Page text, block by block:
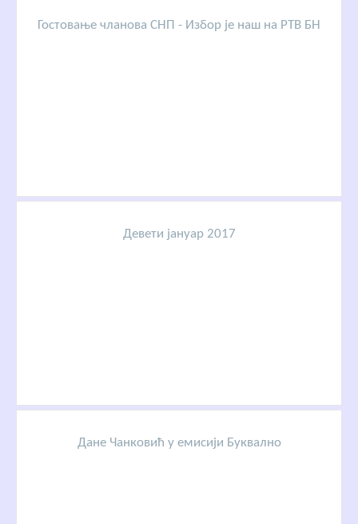
Гостовање чланова СНП - Избор је наш на РТВ БН
Девети јануар 2017
Дане Чанковић у емисији Буквално